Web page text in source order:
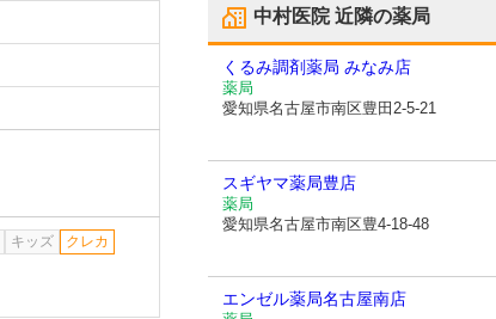
キッズ
クレカ
中村医院近隣の薬局
くるみ調剤薬局 みなみ店
薬局
愛知県名古屋市南区豊田2-5-21
スギヤマ薬局豊店
薬局
愛知県名古屋市南区豊4-18-48
エンゼル薬局名古屋南店